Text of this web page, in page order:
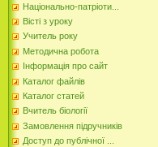
Національно-патріоти...
Вісті з уроку
Учитель року
Методична робота
Інформація про сайт
Каталог файлів
Каталог статей
Вчитель біології
Замовлення підручників
Доступ до публічної ...